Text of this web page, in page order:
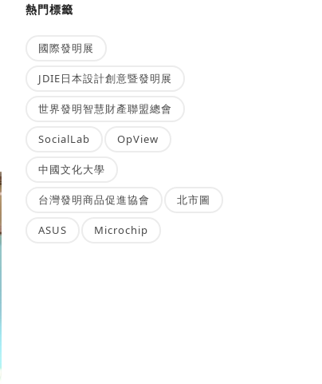
熱門標籤
國際發明展
JDIE日本設計創意暨發明展
世界發明智慧財產聯盟總會
SocialLab OpView
中國文化大學
台灣發明商品促進協會 北市圖
ASUS Microchip